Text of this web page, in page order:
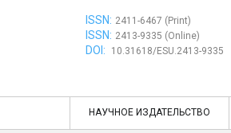
ISSN: 2411-6467 (Print)
ISSN: 2413-9335 (Online)
DOI: 10.31618/ESU.2413-9335
НАУЧНОЕ ИЗДАТЕЛЬСТВО